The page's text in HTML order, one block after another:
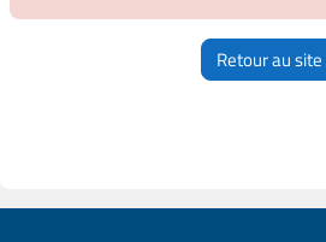
Retour au site